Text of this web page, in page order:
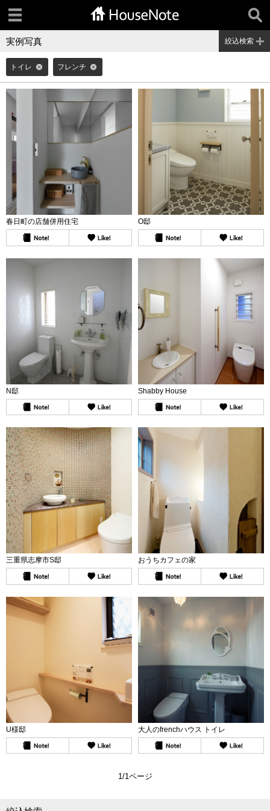
実例写真 絞込検索
トイレ フレンチ
春日町の店舗併用住宅 O邸
N邸 Shabby House
三重県志摩市S邸 おうちカフェの家
U様邸 大人のfrenchハウス トイレ
1/1ページ